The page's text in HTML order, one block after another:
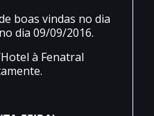
boas vindas no dia
dia 09/09/2016.
à Fenatral